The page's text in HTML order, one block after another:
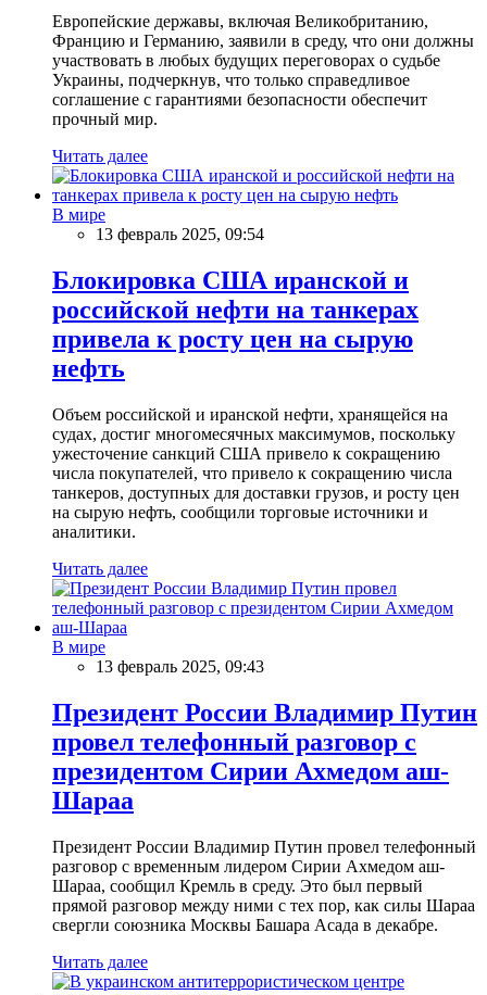
Европейские державы, включая Великобританию,
Францию и Германию, заявили в среду, что они должны
участвовать в любых будущих переговорах о судьбе
Украины, подчеркнув, что только справедливое
соглашение с гарантиями безопасности обеспечит
прочный мир.
Читать далее
В мире
13 февраль 2025, 09:54
Блокировка США иранской и
российской нефти на танкерах
привела к росту цен на сырую
нефть
Объем российской и иранской нефти, хранящейся на
судах, достиг многомесячных максимумов, поскольку
ужесточение санкций США привело к сокращению
числа покупателей, что привело к сокращению числа
танкеров, доступных для доставки грузов, и росту цен
на сырую нефть, сообщили торговые источники и
аналитики.
Читать далее
В мире
13 февраль 2025, 09:43
Президент России Владимир Путин
провел телефонный разговор с
президентом Сирии Ахмедом аш-
Шараа
Президент России Владимир Путин провел телефонный
разговор с временным лидером Сирии Ахмедом аш-
Шараа, сообщил Кремль в среду. Это был первый
прямой разговор между ними с тех пор, как силы Шараа
свергли союзника Москвы Башара Асада в декабре.
Читать далее